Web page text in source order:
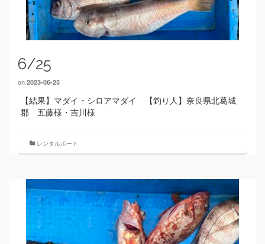
6/25
on 2023-06-25
【結果】マダイ・シロアマダイ 【釣り人】奈良県北葛城
郡 五藤様・吉川様
レンタルボート